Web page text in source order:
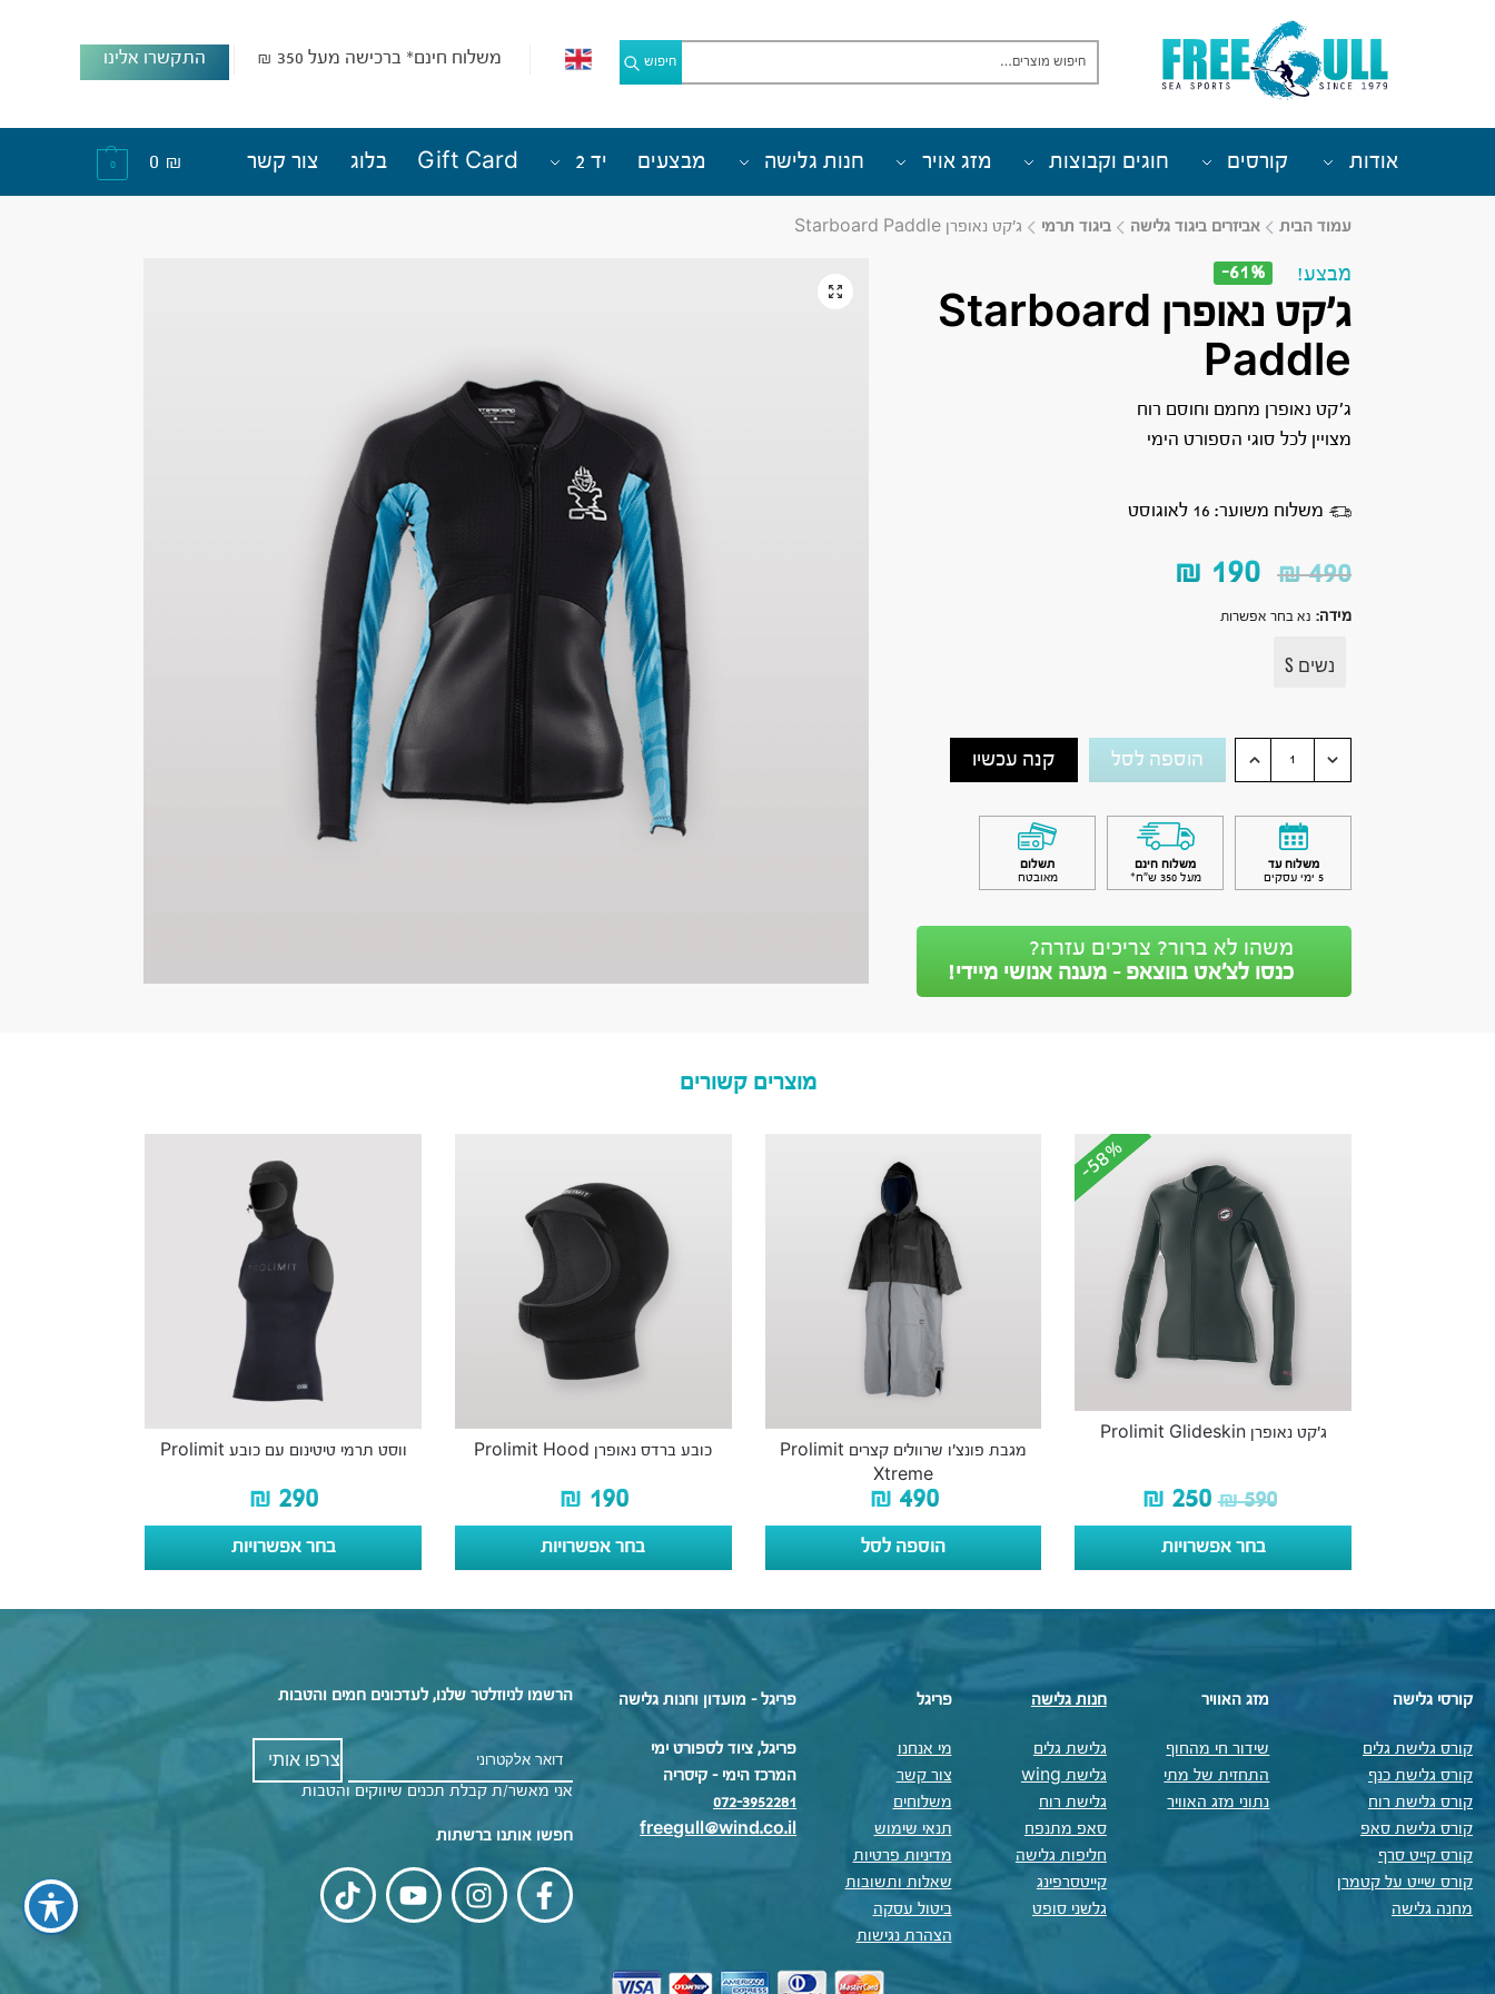
חיפוש משלוח חינם* ברכישה מעל 350 ₪ התקשרו אלינו
אודות קורסים חוגים וקבוצות מזג אויר חנות גלישה מבצעים יד 2 Gift Card בלוג צור קשר ₪
0
עמוד הבית אביזרים ביגוד גלישה ביגוד תרמי ג’קט נאופרן Starboard Paddle
מבצע! -61%
ג’קט נאופרן Starboard
Paddle
ג’קט נאופרן מחמם וחוסם רוח
מצויין לכל סוגי הספורט הימי
משלוח משוער: 16 לאוגוסט
₪490
₪ 190
מידה: נא בחר אפשרות
נשים S
הוספה לסל קנה עכשיו
משלוח עד
5 ימי עסקים
משלוח חינם
מעל 350 ש״ח*
תשלום
מאובטח
משהו לא ברור? צריכים עזרה?
כנסו לצ’אט בווצאפ - מענה אנושי מיידי!
מוצרים קשורים
-58%
-58%
ג’קט נאופרן Prolimit Glideskin
₪590
₪ 250
בחר אפשרויות
מגבת פונצ’ו שרוולים קצרים Prolimit
Xtreme
₪ 490
הוספה לסל
כובע ברדס נאופרן Prolimit Hood
₪ 190
בחר אפשרויות
ווסט תרמי טיטינום עם כובע Prolimit
₪ 290
בחר אפשרויות
קורסי גלישה
קורס גלישת גלים
קורס גלישת כנף
קורס גלישת רוח
קורס גלישת סאפ
קורס קייט סרף
קורס שייט על קטמרן
מחנה גלישה
מזג האוויר
שידור חי מהחוף
התחזית של מתי
נתוני מזג האוויר
חנות גלישה
גלישת גלים
גלישת wing
גלישת רוח
סאפ מתנפח
חליפות גלישה
קייטסרפינג
גלשני סופט
פריגל
מי אנחנו
צור קשר
משלוחים
תנאי שימוש
מדיניות פרטיות
שאלות ותשובות
ביטול עסקה
הצהרת נגישות
פריגל - מועדון וחנות גלישה
פריגל, ציוד לספורט ימי
המרכז הימי – קיסריה
072-3952281
freegull@wind.co.il
הרשמו לניוזלטר שלנו, לעדכונים חמים והטבות
אני מאשר/ת קבלת תכנים שיווקים והטבות
חפשו אותנו ברשתות